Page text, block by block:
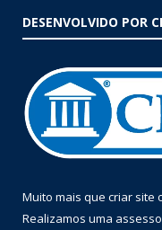
DESENVOLVIDO POR
Muito mais que criar site
Realizamos uma